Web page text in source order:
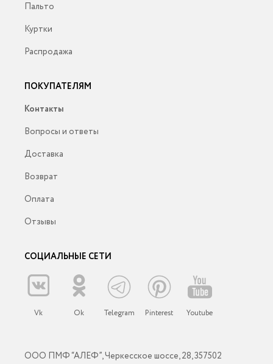
Пальто
Куртки
Распродажа
ПОКУПАТЕЛЯМ
Контакты
Вопросы и ответы
Доставка
Возврат
Оплата
Отзывы
СОЦИАЛЬНЫЕ СЕТИ
Vk Ok Telegram Pinterest Youtube
ООО ПМФ “АЛЕФ”, Черкесское шоссе, 28, 357502